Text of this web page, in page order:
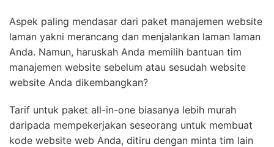
Aspek paling mendasar dari paket manajemen website
laman yakni merancang dan menjalankan laman laman
Anda. Namun, haruskah Anda memilih bantuan tim
manajemen website sebelum atau sesudah website
website Anda dikembangkan?
Tarif untuk paket all-in-one biasanya lebih murah
daripada mempekerjakan seseorang untuk membuat
kode website web Anda, ditiru dengan minta tim lain